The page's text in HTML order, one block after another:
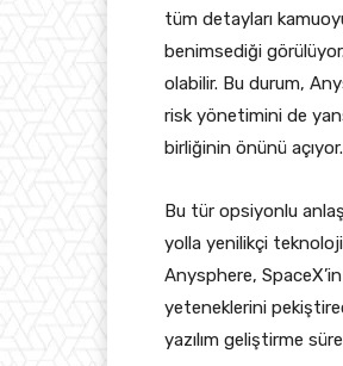
tüm detayları
benimsediği
olabilir. Bu durum,
risk yönetimini de
birliğinin önünü
Bu tür opsiyonlu
yolla yenilikçi
Anysphere,
yeteneklerini
yazılım geliştirme